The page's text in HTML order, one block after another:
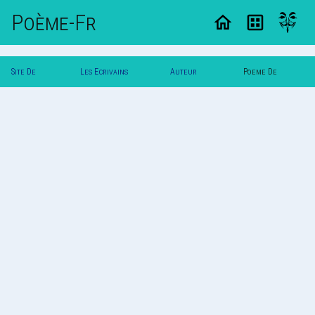
Poème-Fr
Site De Les Ecrivains Auteur Poeme De